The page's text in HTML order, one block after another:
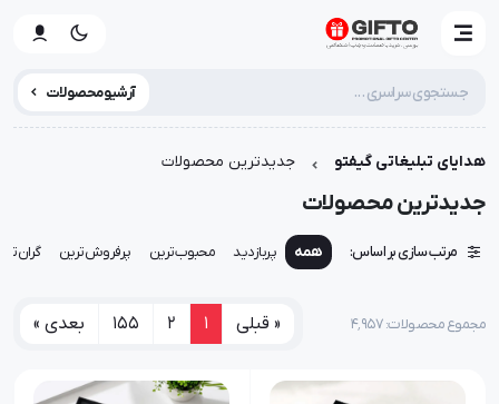
آرشیو محصولات
هدایای تبلیغاتی گیفتو جدیدترین محصولات
جدیدترین محصولات
مرتب سازی بر اساس: همه پربازدید محبوب‌ترین پرفروش‌ترین
مجموع محصولات: ۴٬۹۵۷ « قبلی 1
2
155 بعدی »